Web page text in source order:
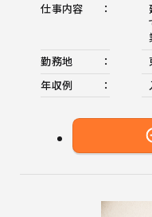
仕事内容
勤務地
年収例